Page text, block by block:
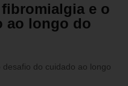
e o
ao longo do
do cuidado ao longo